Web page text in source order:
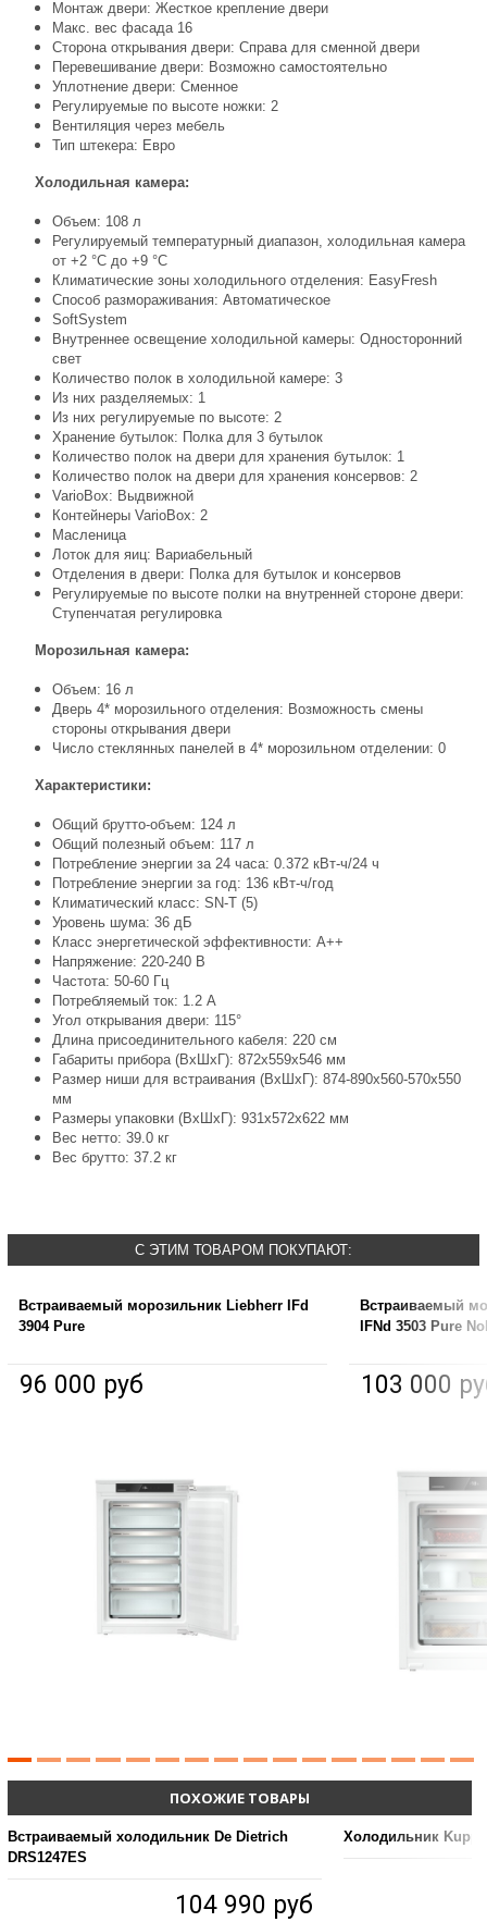
Монтаж двери: Жесткое крепление двери
Макс. вес фасада 16
Сторона открывания двери: Справа для сменной двери
Перевешивание двери: Возможно самостоятельно
Уплотнение двери: Сменное
Регулируемые по высоте ножки: 2
Вентиляция через мебель
Тип штекера: Евро
Холодильная камера:
Объем: 108 л
Регулируемый температурный диапазон, холодильная камера
от +2 °С до +9 °С
Климатические зоны холодильного отделения: EasyFresh
Способ размораживания: Автоматическое
SoftSystem
Внутреннее освещение холодильной камеры: Односторонний
свет
Количество полок в холодильной камере: 3
Из них разделяемых: 1
Из них регулируемые по высоте: 2
Хранение бутылок: Полка для 3 бутылок
Количество полок на двери для хранения бутылок: 1
Количество полок на двери для хранения консервов: 2
VarioBox: Выдвижной
Контейнеры VarioBox: 2
Масленица
Лоток для яиц: Вариабельный
Отделения в двери: Полка для бутылок и консервов
Регулируемые по высоте полки на внутренней стороне двери:
Ступенчатая регулировка
Морозильная камера:
Объем: 16 л
Дверь 4* морозильного отделения: Возможность смены
стороны открывания двери
Число стеклянных панелей в 4* морозильном отделении: 0
Характеристики:
Общий брутто-объем: 124 л
Общий полезный объем: 117 л
Потребление энергии за 24 часа: 0.372 кВт-ч/24 ч
Потребление энергии за год: 136 кВт-ч/год
Климатический класс: SN-T (5)
Уровень шума: 36 дБ
Класс энергетической эффективности: A++
Напряжение: 220-240 В
Частота: 50-60 Гц
Потребляемый ток: 1.2 A
Угол открывания двери: 115°
Длина присоединительного кабеля: 220 см
Габариты прибора (ВхШхГ): 872х559х546 мм
Размер ниши для встраивания (ВхШхГ): 874-890х560-570х550
мм
Размеры упаковки (ВхШхГ): 931х572х622 мм
Вес нетто: 39.0 кг
Вес брутто: 37.2 кг
С ЭТИМ ТОВАРОМ ПОКУПАЮТ:
Встраиваемый морозильник Liebherr IFd
3904 Pure
96 000 руб
Встраиваемый
IFNd 3503 Pure
103 000
ПОХОЖИЕ ТОВАРЫ
Встраиваемый холодильник De Dietrich
DRS1247ES
104 990 руб
Холодильник